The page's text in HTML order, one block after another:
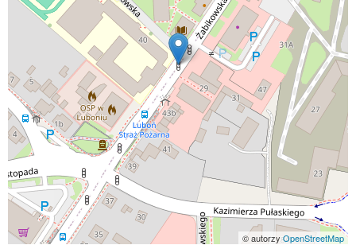
© autorzyOpenStreetMap